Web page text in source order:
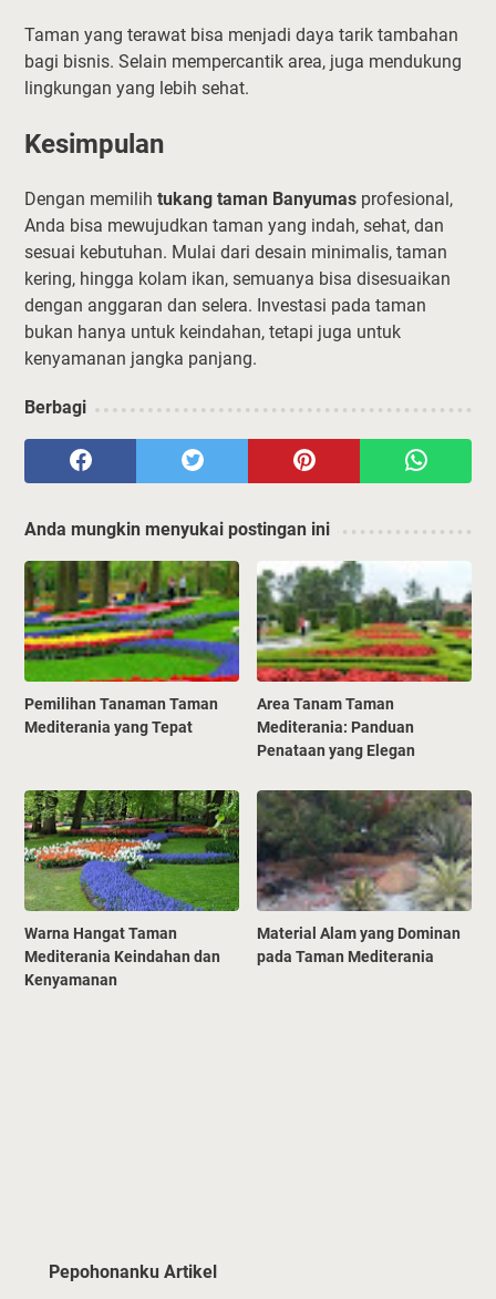
Taman yang terawat bisa menjadi daya tarik tambahan
bagi bisnis. Selain mempercantik area, juga mendukung
lingkungan yang lebih sehat.
Kesimpulan
Dengan memilih tukang taman Banyumas profesional,
Anda bisa mewujudkan taman yang indah, sehat, dan
sesuai kebutuhan. Mulai dari desain minimalis, taman
kering, hingga kolam ikan, semuanya bisa disesuaikan
dengan anggaran dan selera. Investasi pada taman
bukan hanya untuk keindahan, tetapi juga untuk
kenyamanan jangka panjang.
Berbagi
Anda mungkin menyukai postingan ini
Pemilihan Tanaman Taman
Mediterania yang Tepat
Area Tanam Taman
Mediterania: Panduan
Penataan yang Elegan
Warna Hangat Taman
Mediterania Keindahan dan
Kenyamanan
Material Alam yang Dominan
pada Taman Mediterania
Pepohonanku Artikel